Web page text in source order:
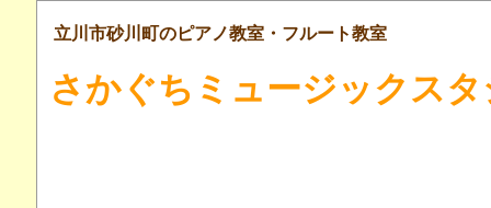
立川市砂川町のピアノ教室・フルート教室
さかぐちミュージックス